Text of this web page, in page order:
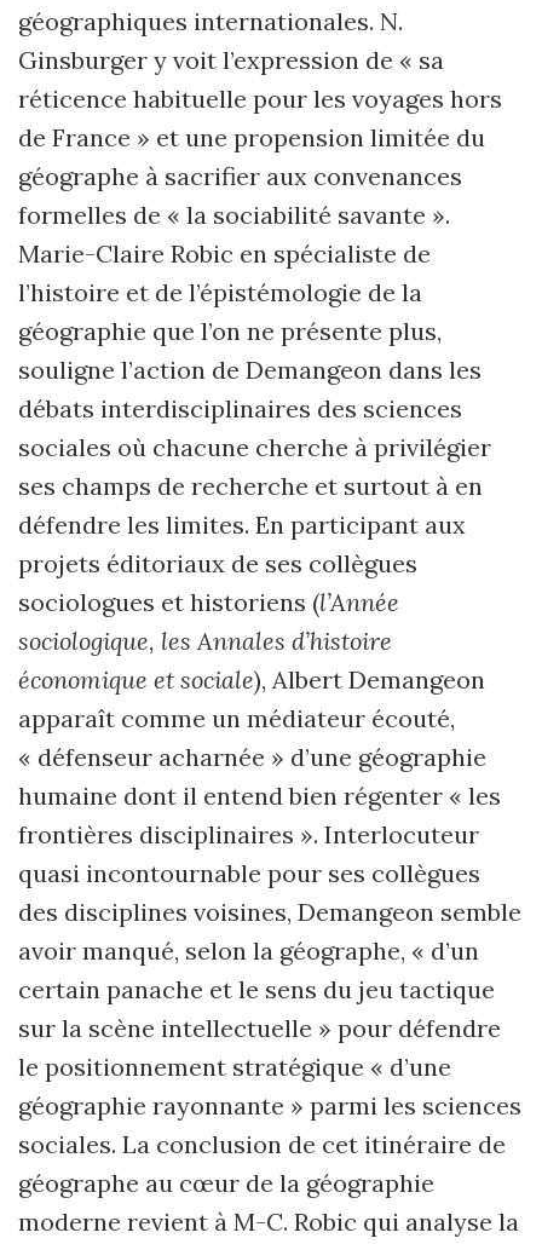
géographiques internationales. N.
Ginsburger y voit l’expression de « sa
réticence habituelle pour les voyages hors
de France » et une propension limitée du
géographe à sacrifier aux convenances
formelles de « la sociabilité savante ».
Marie-Claire Robic en spécialiste de
l’histoire et de l’épistémologie de la
géographie que l’on ne présente plus,
souligne l’action de Demangeon dans les
débats interdisciplinaires des sciences
sociales où chacune cherche à privilégier
ses champs de recherche et surtout à en
défendre les limites. En participant aux
projets éditoriaux de ses collègues
sociologues et historiens (l’Année
sociologique, les Annales d’histoire
économique et sociale), Albert Demangeon
apparaît comme un médiateur écouté,
« défenseur acharnée » d’une géographie
humaine dont il entend bien régenter « les
frontières disciplinaires ». Interlocuteur
quasi incontournable pour ses collègues
des disciplines voisines, Demangeon semble
avoir manqué, selon la géographe, « d’un
certain panache et le sens du jeu tactique
sur la scène intellectuelle » pour défendre
le positionnement stratégique « d’une
géographie rayonnante » parmi les sciences
sociales. La conclusion de cet itinéraire de
géographe au cœur de la géographie
moderne revient à M-C. Robic qui analyse la